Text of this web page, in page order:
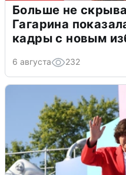
Больше не
Гагарина
кадры с новым
6 августа 232